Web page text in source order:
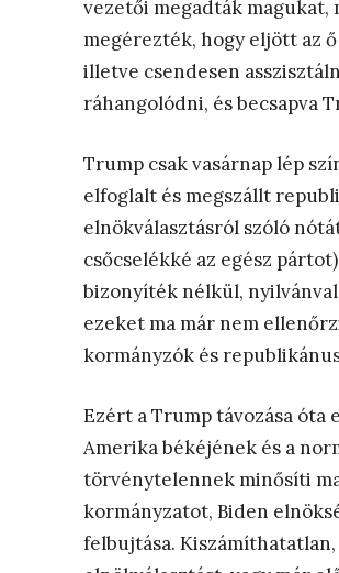
vezetői megadták magukat,
megérezték, hogy eljött az
illetve csendesen
ráhangolódni, és becsapva
Trump csak vasárnap lép
elfoglalt és megszállt
elnökválasztásról szóló
csőcselékké az egész
bizonyíték nélkül,
ezeket ma már nem
kormányzók és
Ezért a Trump távozása óta
Amerika békéjének és a
törvénytelennek minősíti
kormányzatot, Biden
felbujtása.